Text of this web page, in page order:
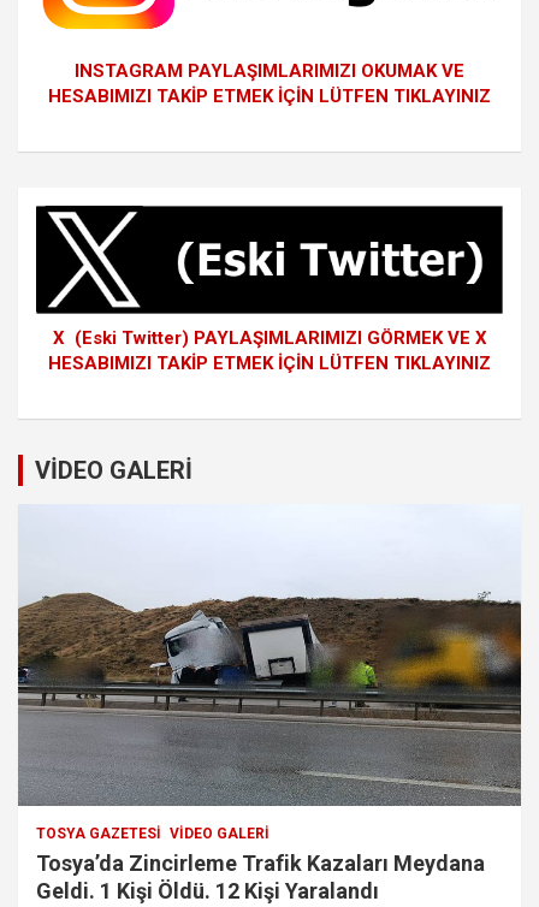
INSTAGRAM PAYLAŞIMLARIMIZI OKUMAK VE
HESABIMIZI TAKİP ETMEK İÇİN LÜTFEN TIKLAYINIZ
X (Eski Twitter) PAYLAŞIMLARIMIZI GÖRMEK VE X
HESABIMIZI TAKİP ETMEK İÇİN LÜTFEN TIKLAYINIZ
VİDEO GALERİ
TOSYA GAZETESI VIDEO GALERI
Tosya’da Zincirleme Trafik Kazaları Meydana
Geldi. 1 Kişi Öldü. 12 Kişi Yaralandı